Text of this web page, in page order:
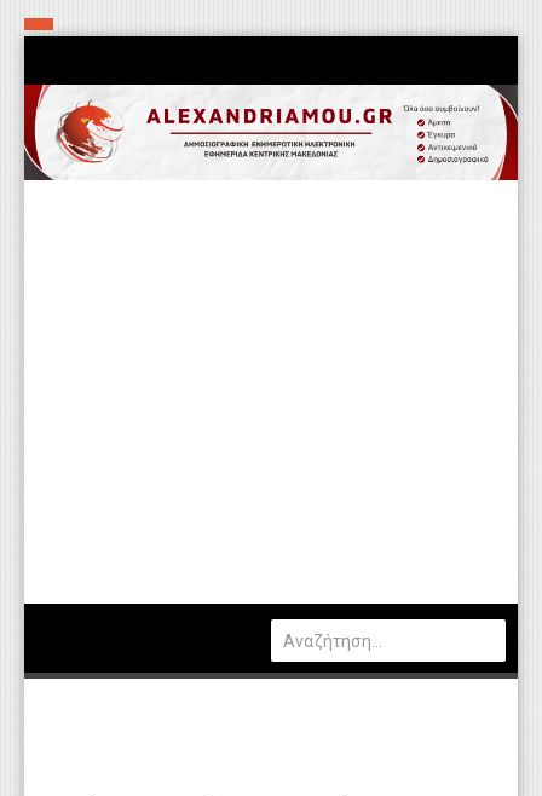
Αρχική
Τα εν δήμω εν οίκω
Πολιτιστικά-Εκκλησιαστικά
Καιρός